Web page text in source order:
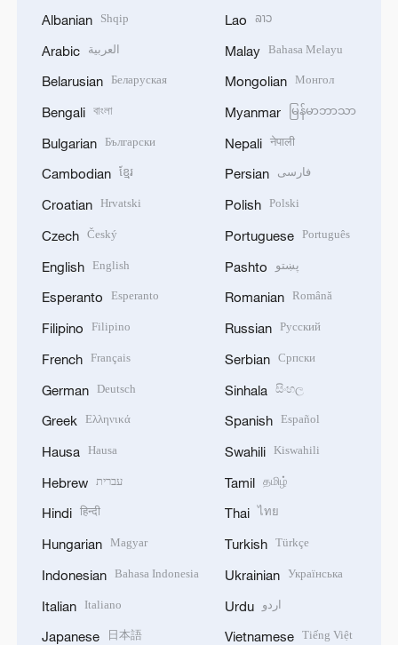
Albanian Shqip
Arabic العربية
Belarusian Беларуская
Bengali বাংলা
Bulgarian Български
Cambodian ខ្មែរ
Croatian Hrvatski
Czech Český
English English
Esperanto Esperanto
Filipino Filipino
French Français
German Deutsch
Greek Ελληνικά
Hausa Hausa
Hebrew עברית
Hindi हिन्दी
Hungarian Magyar
Indonesian Bahasa Indonesia
Italian Italiano
Japanese 日本語
Lao ລາວ
Malay Bahasa Melayu
Mongolian Монгол
Myanmar မြန်မာဘာသာ
Nepali नेपाली
Persian فارسی
Polish Polski
Portuguese Português
Pashto پښتو
Romanian Română
Russian Русский
Serbian Српски
Sinhala සිංහල
Spanish Español
Swahili Kiswahili
Tamil தமிழ்
Thai ไทย
Turkish Türkçe
Ukrainian Українська
Urdu اردو
Vietnamese Tiếng Việt